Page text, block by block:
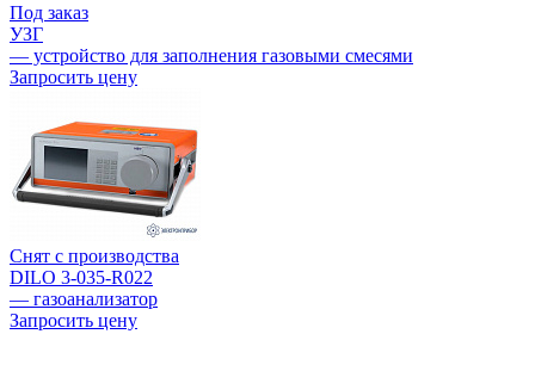
Под заказ
УЗГ
— устройство для заполнения газовыми смесями
Запросить цену
Снят с производства
DILO 3-035-R022
— газоанализатор
Запросить цену